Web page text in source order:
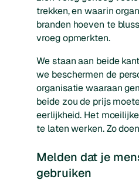
trekken, en waarin
branden hoeven te
vroeg opmerkten.
We staan aan beide
we beschermen de
organisatie waaraan
beide zou de prijs
eerlijkheid. Het
te laten werken. Zo
Melden dat je
gebruiken